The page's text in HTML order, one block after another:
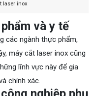
laser inox
và y tế
các ngành thực phẩm,
máy cắt laser inox cũng
lĩnh vực này để gia
chính xác.